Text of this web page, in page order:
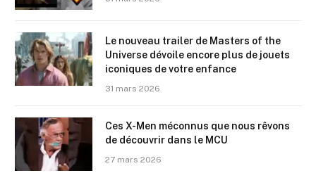
Le nouveau trailer de Masters of the
Universe dévoile encore plus de jouets
iconiques de votre enfance
31 mars 2026
Ces X-Men méconnus que nous rêvons
de découvrir dans le MCU
27 mars 2026